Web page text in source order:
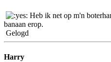
Heb ik net op m'n
banaan erop.
Gelogd
Harry